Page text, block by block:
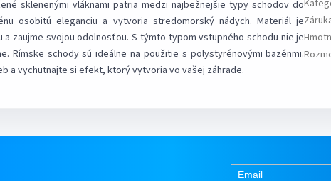
sklenenými vláknami patria medzi najbežnejšie typy schodov do
osobitú eleganciu a vytvoria stredomorský nádych. Materiál je
zaujme svojou odolnosťou. S týmto typom vstupného schodu nie je
Rímske schody sú ideálne na použitie s polystyrénovými bazénmi.
a vychutnajte si efekt, ktorý vytvoria vo vašej záhrade.
Email